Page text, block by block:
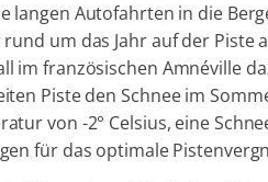
langen Autofahrten in die
um das Jahr auf der Piste
im französischen Amnéville
Piste den Schnee im
von -2° Celsius, eine
für das optimale